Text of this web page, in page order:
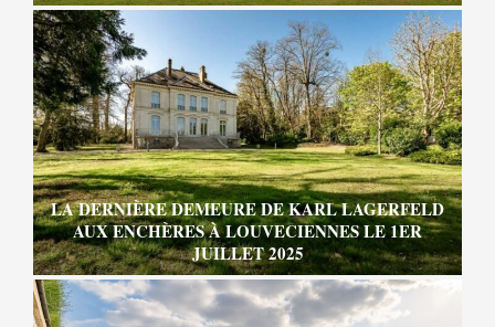
LA DERNIÈRE DEMEURE DE KARL LAGERFELD
AUX ENCHÈRES À LOUVECIENNES LE 1ER
JUILLET 2025